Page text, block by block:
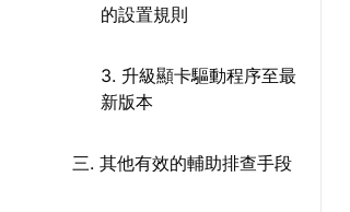
的設置規則
3. 升級顯卡驅動程序至最
新版本
三. 其他有效的輔助排查手段